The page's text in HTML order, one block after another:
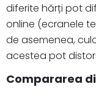
diferite hărți pot
online (ecranele
de asemenea,
acestea pot
Compararea